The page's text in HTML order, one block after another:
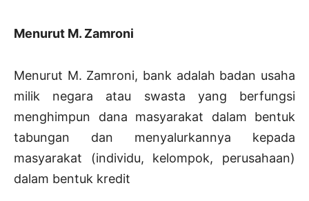
Menurut M. Zamroni
Menurut M. Zamroni, bank adalah badan usaha
milik negara atau swasta yang berfungsi
menghimpun dana masyarakat dalam bentuk
tabungan dan menyalurkannya kepada
masyarakat (individu, kelompok, perusahaan)
dalam bentuk kredit